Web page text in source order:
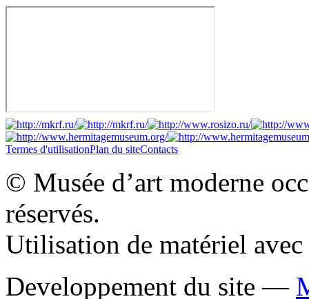
Termes d'utilisationPlan du siteContacts
© Musée d’art moderne
réservés.
Utilisation de matériel avec
Developpement du site —